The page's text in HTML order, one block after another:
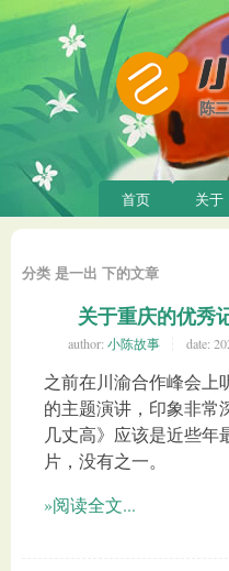
首页 关于
分类 是一出 下的文章
关于重庆的优秀
author: 小陈故事 date:
之前在川渝合作峰会上
的主题演讲，印象非常
几丈高》应该是近些年
片，没有之一。
»阅读全文...